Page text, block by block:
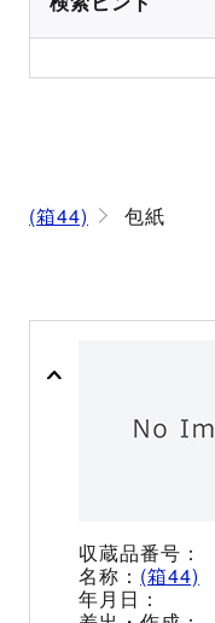
(箱44) 包紙
(箱44)